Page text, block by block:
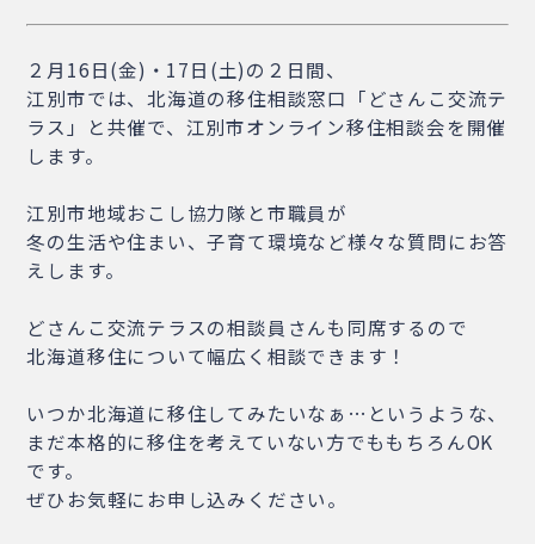
２月16日(金)・17日(土)の２日間、
江別市では、北海道の移住相談窓口「どさんこ交流テ
ラス」と共催で、江別市オンライン移住相談会を開催
します。
江別市地域おこし協力隊と市職員が
冬の生活や住まい、子育て環境など様々な質問にお答
えします。
どさんこ交流テラスの相談員さんも同席するので
北海道移住について幅広く相談できます！
いつか北海道に移住してみたいなぁ…というような、
まだ本格的に移住を考えていない方でももちろんOK
です。
ぜひお気軽にお申し込みください。